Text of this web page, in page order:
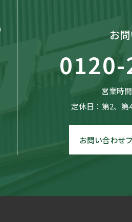
お
営業時
定休日：第2、
お問い合わせ